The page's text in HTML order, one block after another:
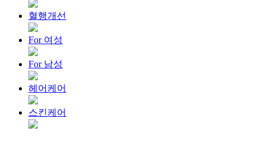
혈행개선
For 여성
For 남성
헤어케어
스킨케어